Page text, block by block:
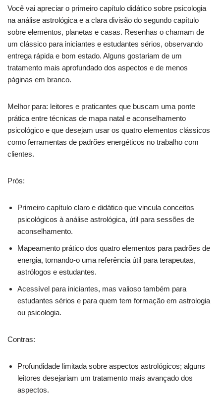
Você vai apreciar o primeiro capítulo didático sobre psicologia
na análise astrológica e a clara divisão do segundo capítulo
sobre elementos, planetas e casas. Resenhas o chamam de
um clássico para iniciantes e estudantes sérios, observando
entrega rápida e bom estado. Alguns gostariam de um
tratamento mais aprofundado dos aspectos e de menos
páginas em branco.
Melhor para: leitores e praticantes que buscam uma ponte
prática entre técnicas de mapa natal e aconselhamento
psicológico e que desejam usar os quatro elementos clássicos
como ferramentas de padrões energéticos no trabalho com
clientes.
Prós:
Primeiro capítulo claro e didático que vincula conceitos
psicológicos à análise astrológica, útil para sessões de
aconselhamento.
Mapeamento prático dos quatro elementos para padrões de
energia, tornando-o uma referência útil para terapeutas,
astrólogos e estudantes.
Acessível para iniciantes, mas valioso também para
estudantes sérios e para quem tem formação em astrologia
ou psicologia.
Contras:
Profundidade limitada sobre aspectos astrológicos; alguns
leitores desejariam um tratamento mais avançado dos
aspectos.